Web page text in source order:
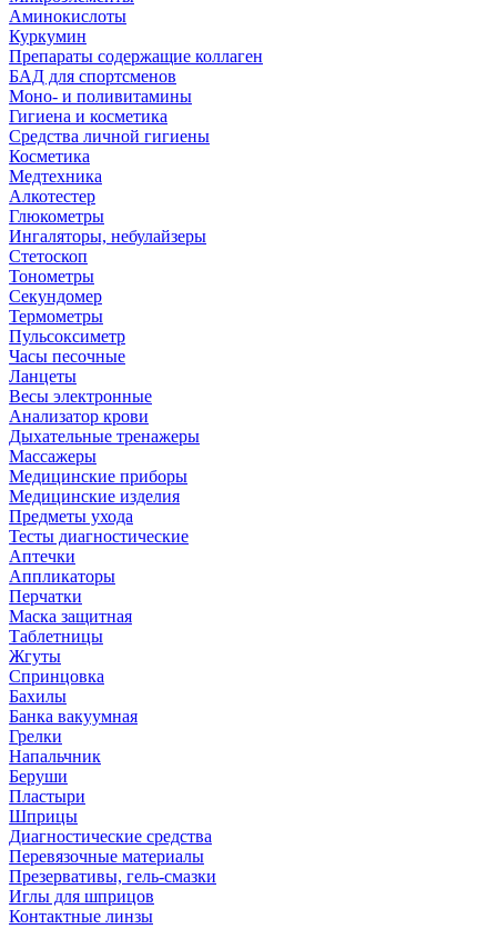
Аминокислоты
Куркумин
Препараты содержащие коллаген
БАД для спортсменов
Моно- и поливитамины
Гигиена и косметика
Средства личной гигиены
Косметика
Медтехника
Алкотестер
Глюкометры
Ингаляторы, небулайзеры
Стетоскоп
Тонометры
Секундомер
Термометры
Пульсоксиметр
Часы песочные
Ланцеты
Весы электронные
Анализатор крови
Дыхательные тренажеры
Массажеры
Медицинские приборы
Медицинские изделия
Предметы ухода
Тесты диагностические
Аптечки
Аппликаторы
Перчатки
Маска защитная
Таблетницы
Жгуты
Спринцовка
Бахилы
Банка вакуумная
Грелки
Напальчник
Беруши
Пластыри
Шприцы
Диагностические средства
Перевязочные материалы
Презервативы, гель-смазки
Иглы для шприцов
Контактные линзы